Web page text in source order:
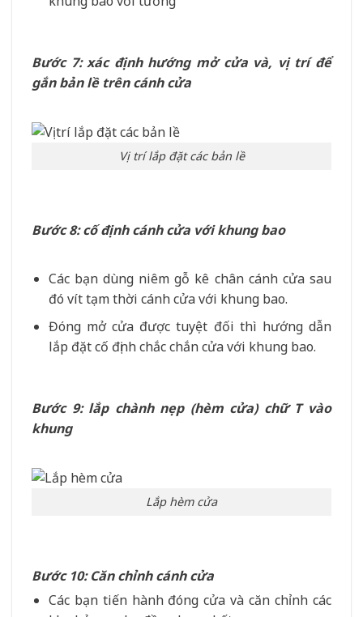
Bước 7: xác định hướng mở cửa và, vị trí để
gắn bản lề trên cánh cửa
Vị trí lắp đặt các bản lề
Bước 8: cố định cánh cửa với khung bao
Các bạn dùng niêm gỗ kê chân cánh cửa sau
đó vít tạm thời cánh cửa với khung bao.
Đóng mở cửa được tuyệt đối thì hướng dẫn
lắp đặt cố định chắc chắn cửa với khung bao.
Bước 9: lắp chành nẹp (hèm cửa) chữ T vào
khung
Lắp hèm cửa
Bước 10: Căn chỉnh cánh cửa
Các bạn tiến hành đóng cửa và căn chỉnh các